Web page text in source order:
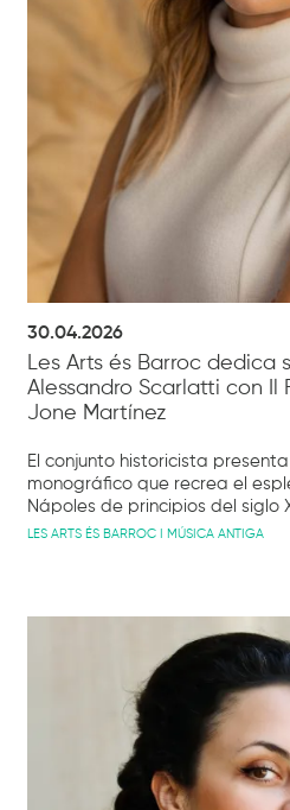
30.04.2026
Les Arts és Barroc dedica
Alessandro Scarlatti con Il
Jone Martínez
El conjunto historicista
monográfico que recrea el
Nápoles de principios del siglo
LES ARTS ÉS BARROC I MÚSICA ANTIGA